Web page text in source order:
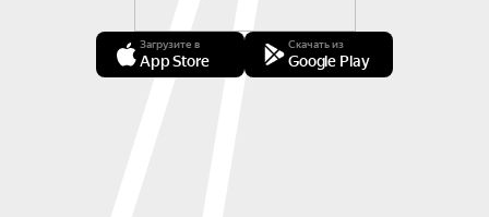
Загрузите в
App Store
Скачать из
Google Play